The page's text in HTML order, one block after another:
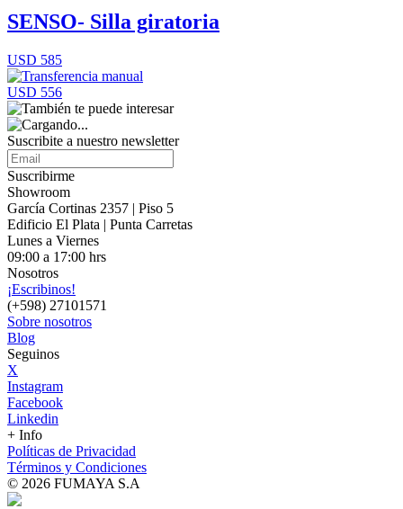
SENSO- Silla giratoria
USD 585
USD 556
Suscribite a nuestro newsletter
Suscribirme
Showroom
García Cortinas 2357 | Piso 5
Edificio El Plata | Punta Carretas
Lunes a Viernes
09:00 a 17:00 hrs
Nosotros
¡Escribinos!
(+598) 27101571
Sobre nosotros
Blog
Seguinos
X
Instagram
Facebook
Linkedin
+ Info
Políticas de Privacidad
Términos y Condiciones
© 2026 FUMAYA S.A